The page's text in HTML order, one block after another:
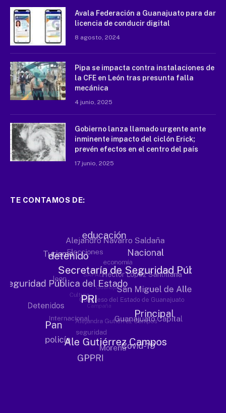
Avala Federación a Guanajuato para dar
licencia de conducir digital
8 agosto, 2024
Pipa se impacta contra instalaciones de
la CFE en León tras presunta falla
mecánica
4 junio, 2025
Gobierno lanza llamado urgente ante
inminente impacto del ciclón Erick;
prevén efectos en el centro del país
17 junio, 2025
TE CONTAMOS DE: